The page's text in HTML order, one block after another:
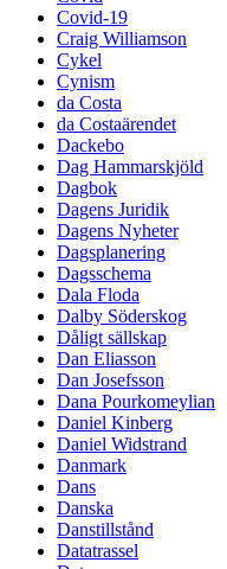
Covid-19
Craig Williamson
Cykel
Cynism
da Costa
da Costaärendet
Dackebo
Dag Hammarskjöld
Dagbok
Dagens Juridik
Dagens Nyheter
Dagsplanering
Dagsschema
Dala Floda
Dalby Söderskog
Dåligt sällskap
Dan Eliasson
Dan Josefsson
Dana Pourkomeylian
Daniel Kinberg
Daniel Widstrand
Danmark
Dans
Danska
Danstillstånd
Datatrassel